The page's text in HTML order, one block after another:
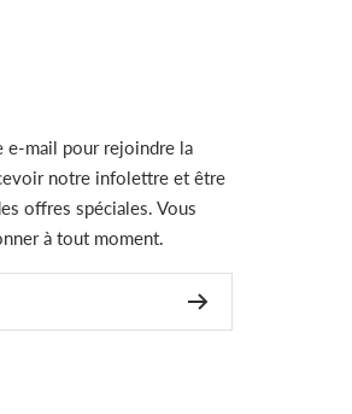
e-mail pour rejoindre la
notre infolettre et être
offres spéciales. Vous
à tout moment.